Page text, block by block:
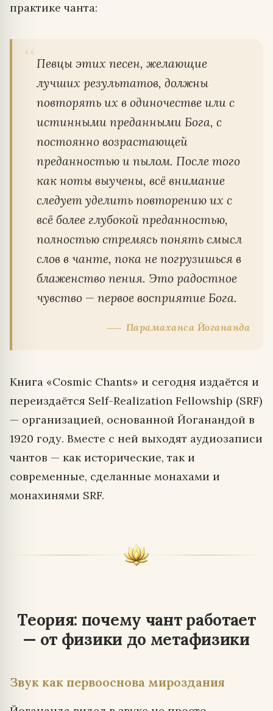
практике чанта:
Певцы этих песен, желающие
лучших результатов, должны
повторять их в одиночестве или с
истинными преданными Бога, с
постоянно возрастающей
преданностью и пылом. После того
как ноты выучены, всё внимание
следует уделить повторению их с
всё более глубокой преданностью,
полностью стремясь понять смысл
слов в чанте, пока не погрузишься в
блаженство пения. Это радостное
чувство — первое восприятие Бога.
Парамаханса Йогананда
Книга «Cosmic Chants» и сегодня издаётся и
переиздаётся Self-Realization Fellowship (SRF)
— организацией, основанной Йоганандой в
1920 году. Вместе с ней выходят аудиозаписи
чантов — как исторические, так и
современные, сделанные монахами и
монахинями SRF.
Теория: почему чант работает
— от физики до метафизики
Звук как первооснова мироздания